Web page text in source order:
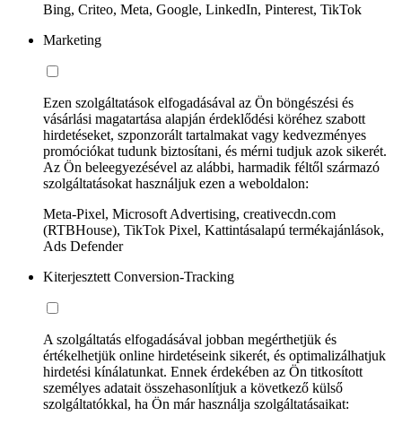
Bing, Criteo, Meta, Google, LinkedIn, Pinterest, TikTok
Marketing
Ezen szolgáltatások elfogadásával az Ön böngészési és
vásárlási magatartása alapján érdeklődési köréhez szabott
hirdetéseket, szponzorált tartalmakat vagy kedvezményes
promóciókat tudunk biztosítani, és mérni tudjuk azok sikerét.
Az Ön beleegyezésével az alábbi, harmadik féltől származó
szolgáltatásokat használjuk ezen a weboldalon:
Meta-Pixel, Microsoft Advertising, creativecdn.com
(RTBHouse), TikTok Pixel, Kattintásalapú termékajánlások,
Ads Defender
Kiterjesztett Conversion-Tracking
A szolgáltatás elfogadásával jobban megérthetjük és
értékelhetjük online hirdetéseink sikerét, és optimalizálhatjuk
hirdetési kínálatunkat. Ennek érdekében az Ön titkosított
személyes adatait összehasonlítjuk a következő külső
szolgáltatókkal, ha Ön már használja szolgáltatásaikat: